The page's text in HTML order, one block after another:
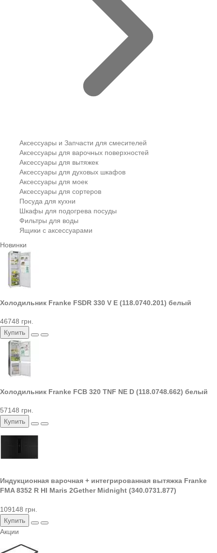
Аксессуары и Запчасти для смесителей
Аксессуары для варочных поверхностей
Аксессуары для вытяжек
Аксессуары для духовых шкафов
Аксессуары для моек
Аксессуары для сортеров
Посуда для кухни
Шкафы для подогрева посуды
Фильтры для воды
Ящики с аксессуарами
Новинки
Холодильник Franke FSDR 330 V E (118.0740.201) белый
46748 грн.
Купить
Холодильник Franke FCB 320 TNF NE D (118.0748.662) белый
57148 грн.
Купить
Индукционная варочная + интегрированная вытяжка Franke
FMA 8352 R HI Maris 2Gether Midnight (340.0731.877)
109148 грн.
Купить
Акции